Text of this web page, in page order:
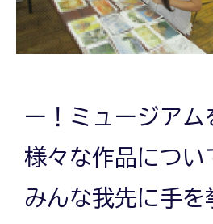
ー！ミュージア
様々な作品につ
みんな我先に手